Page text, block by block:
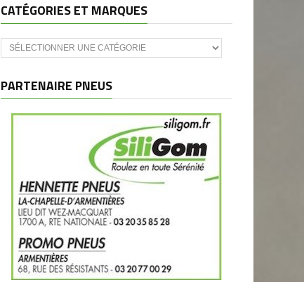
CATÉGORIES ET MARQUES
Catégories
et
PARTENAIRE PNEUS